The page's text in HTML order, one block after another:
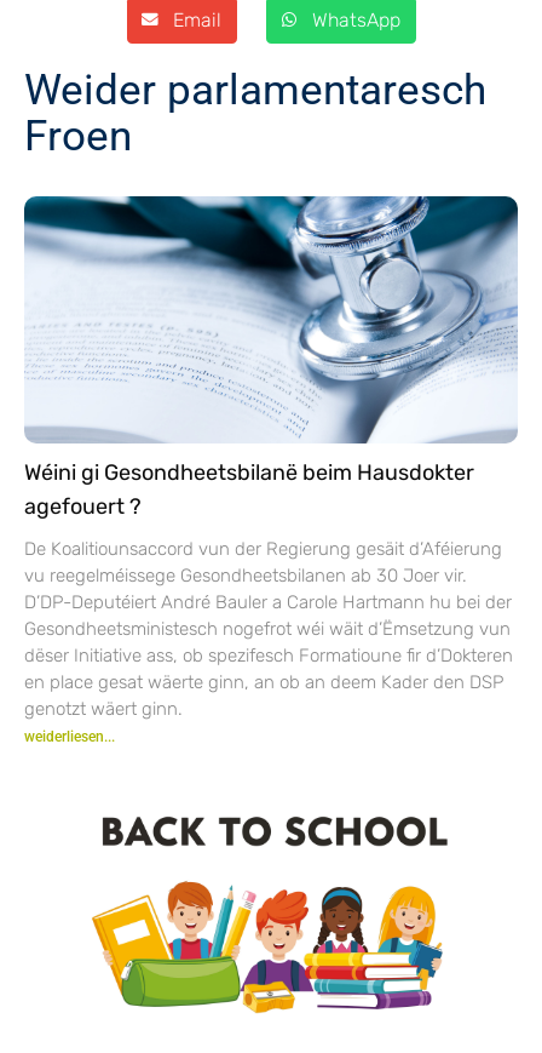
Email WhatsApp
Weider parlamentaresch
Froen
Wéini gi Gesondheetsbilanë beim Hausdokter
agefouert ?
De Koalitiounsaccord vun der Regierung gesäit d’Aféierung
vu reegelméissege Gesondheetsbilanen ab 30 Joer vir.
D’DP-Deputéiert André Bauler a Carole Hartmann hu bei der
Gesondheetsministesch nogefrot wéi wäit d’Ëmsetzung vun
dëser Initiative ass, ob spezifesch Formatioune fir d’Dokteren
en place gesat wäerte ginn, an ob an deem Kader den DSP
genotzt wäert ginn.
weiderliesen...